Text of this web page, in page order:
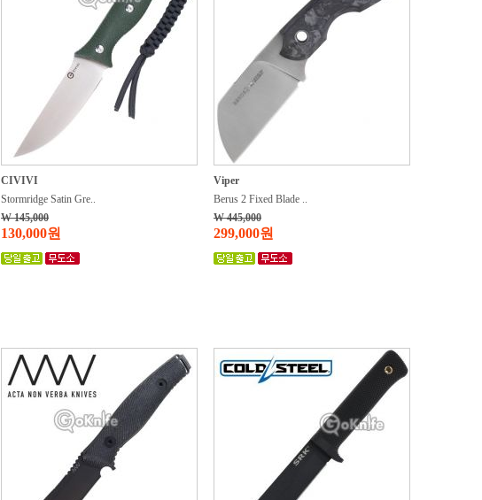
CIVIVI
Stormridge Satin Gre..
W 145,000
130,000원
Viper
Berus 2 Fixed Blade ..
W 445,000
299,000원